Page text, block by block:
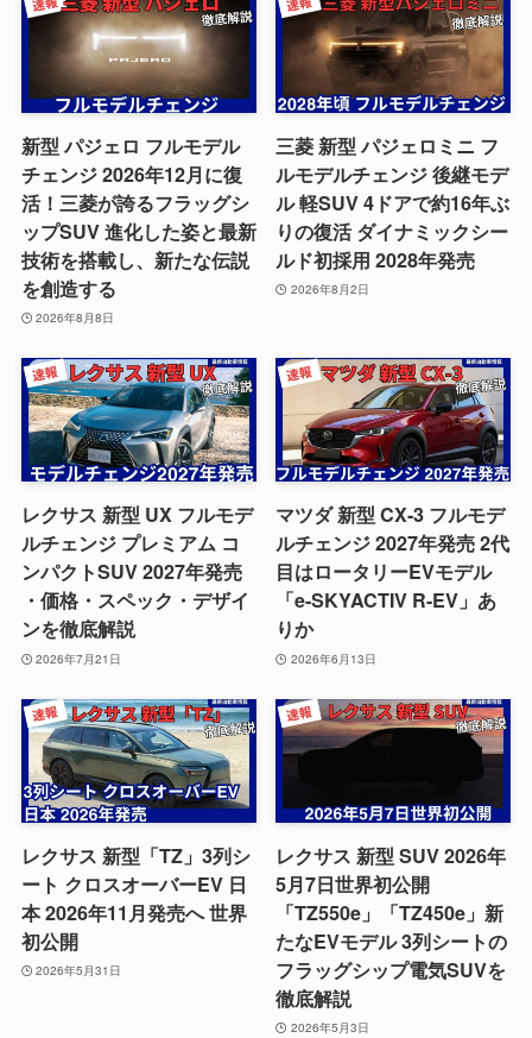
新型 パジェロ フルモデル
チェンジ 2026年12月に復
活！三菱が誇るフラッグシ
ップSUV 進化した姿と最新
技術を搭載し、新たな伝説
を創造する
2026年8月8日
三菱 新型 パジェロミニ フ
ルモデルチェンジ 後継モデ
ル 軽SUV 4ドアで約16年ぶ
りの復活 ダイナミックシー
ルド初採用 2028年発売
2026年8月2日
レクサス 新型 UX フルモデ
ルチェンジ プレミアム コ
ンパクトSUV 2027年発売
・価格・スペック・デザイ
ンを徹底解説
2026年7月21日
マツダ 新型 CX-3 フルモデ
ルチェンジ 2027年発売 2代
目はロータリーEVモデル
「e-SKYACTIV R-EV」あ
りか
2026年6月13日
レクサス 新型「TZ」3列シ
ート クロスオーバーEV 日
本 2026年11月発売へ 世界
初公開
2026年5月31日
レクサス 新型 SUV 2026年
5月7日世界初公開
「TZ550e」「TZ450e」新
たなEVモデル 3列シートの
フラッグシップ電気SUVを
徹底解説
2026年5月3日